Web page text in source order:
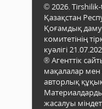
© 2026. Tirshilik-
Қазақстан
Қоғамдық даму
комитетінің
куәлігі
® Агенттік
мақалалар
авторлық
жасалуы